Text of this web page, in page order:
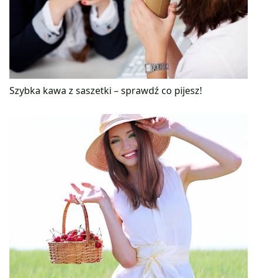
Szybka kawa z saszetki – sprawdź co pijesz!